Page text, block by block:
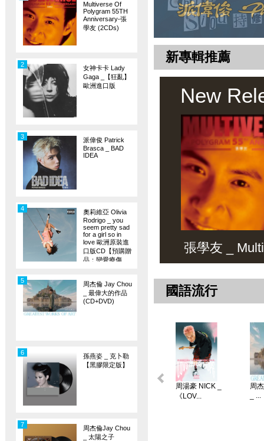
Multiverse Of
Polygram 55TH
Anniversary-張
學友 (2CDs)
女神卡卡 Lady
Gaga _【狂亂】
歐洲進口版
2
派偉俊 Patrick
Brasca _ BAD
IDEA
3
奧莉維亞 Olivia
Rodrigo _ you
seem pretty sad
for a girl so in
love 歐洲原裝進
口版CD【預購贈
品：戀愛療傷
4
周杰倫 Jay Chou
_ 最偉大的作品
(CD+DVD)
5
孫燕姿 _ 克卜勒
【黑膠限定版】
6
周杰倫Jay Chou
_ 太陽之子
7
新專輯推薦
New
張學友 _
國語流行
周湯豪 NICK _
《LOV...
周
_ ...